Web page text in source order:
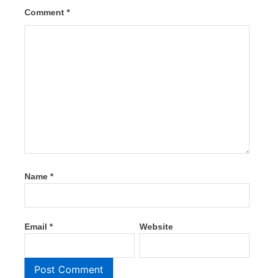
Comment *
Name *
Email * Website